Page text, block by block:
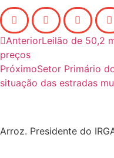
AnteriorLeilão de 50,2
preços
PróximoSetor Primário
situação das estradas
Arroz. Presidente do